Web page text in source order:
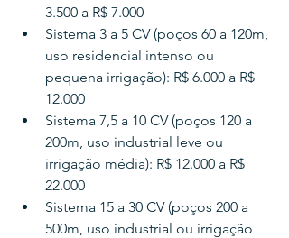
3.500 a R$ 7.000
Sistema 3 a 5 CV (poços 60 a 120m,
uso residencial intenso ou
pequena irrigação): R$ 6.000 a R$
12.000
Sistema 7,5 a 10 CV (poços 120 a
200m, uso industrial leve ou
irrigação média): R$ 12.000 a R$
22.000
Sistema 15 a 30 CV (poços 200 a
500m, uso industrial ou irrigação